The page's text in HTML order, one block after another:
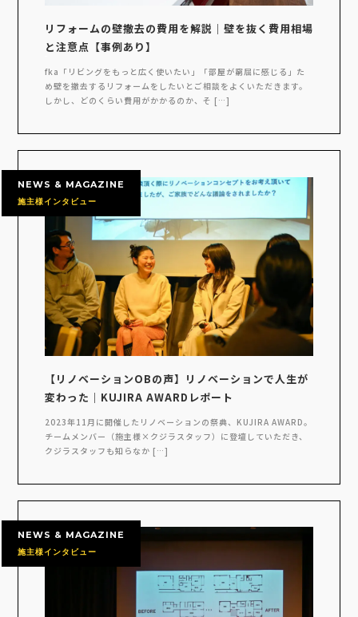
リフォームの壁撤去の費用を解説｜壁を抜く費用相場
と注意点【事例あり】
fka「リビングをもっと広く使いたい」「部屋が窮屈に感じる」た
め壁を撤去するリフォームをしたいとご相談をよくいただきます。
しかし、どのくらい費用がかかるのか、そ […]
NEWS & MAGAZINE
施主様インタビュー
【リノベーションOBの声】リノベーションで人生が
変わった｜KUJIRA AWARDレポート
2023年11月に開催したリノベーションの祭典、KUJIRA AWARD。
チームメンバー（施主様×クジラスタッフ）に登壇していただき、
クジラスタッフも知らなか […]
NEWS & MAGAZINE
施主様インタビュー